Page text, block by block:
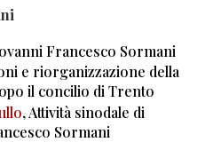
Francesco Sormani
e riorganizzazione della
il concilio di Trento
, Attività sinodale di
Sormani